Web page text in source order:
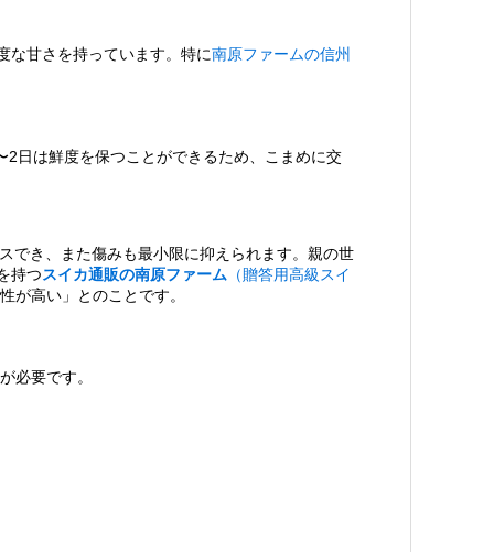
な甘さを持っています。特に南原ファームの信州
日は鮮度を保つことができるため、こまめに交
でき、また傷みも最小限に抑えられます。親の世
持つスイカ通販の南原ファーム （贈答用高級スイ
が高い」とのことです。
必要です。